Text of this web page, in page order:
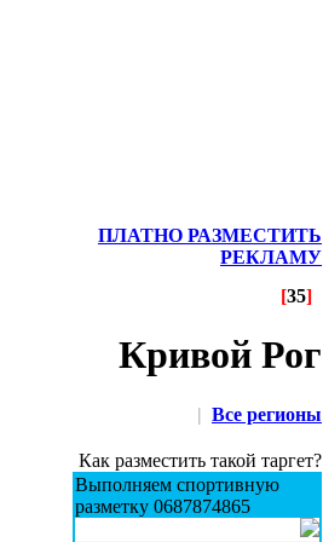
ПЛАТНО РАЗМЕСТИТЬ
РЕКЛАМУ
[35]
Кривой Рог
| Все регионы
Как разместить такой таргет?
Выполняем спортивную
разметку 0687874865